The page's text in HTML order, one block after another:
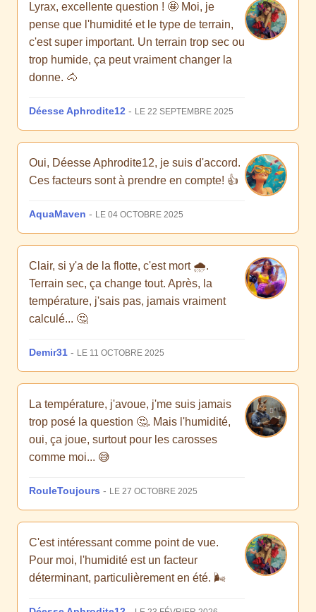
Lyrax, excellente question ! 🤩 Moi, je
pense que l'humidité et le type de terrain,
c'est super important. Un terrain trop sec ou
trop humide, ça peut vraiment changer la
donne. 🐴
Déesse Aphrodite12 - LE 22 SEPTEMBRE 2025
Oui, Déesse Aphrodite12, je suis d'accord.
Ces facteurs sont à prendre en compte! 👍
AquaMaven - LE 04 OCTOBRE 2025
Clair, si y'a de la flotte, c'est mort 🌧️.
Terrain sec, ça change tout. Après, la
température, j'sais pas, jamais vraiment
calculé... 🤔
Demir31 - LE 11 OCTOBRE 2025
La température, j'avoue, j'me suis jamais
trop posé la question 🤔. Mais l'humidité,
oui, ça joue, surtout pour les carosses
comme moi... 😅
RouleToujours - LE 27 OCTOBRE 2025
C'est intéressant comme point de vue.
Pour moi, l'humidité est un facteur
déterminant, particulièrement en été. 🌬